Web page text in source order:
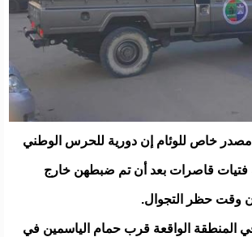
مصدر خاص للوئام إن دورية للحرس الوطني
فتيات قاصرات بعد أن تم ضبطهن خارج
وقت حظر التجوال.
المنطقة الواقعة قرب حمام الياسمين في